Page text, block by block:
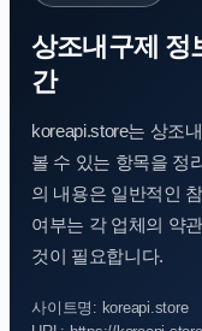
상조내구제 정
간
koreapi.store는 상조
볼 수 있는 항목을 정
의 내용은 일반적인
여부는 각 업체의 약
것이 필요합니다.
사이트명: koreapi.store